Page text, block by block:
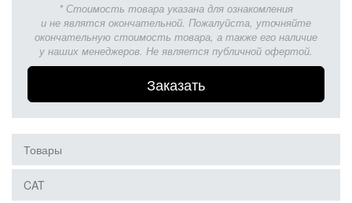
* Стоимость товара указана для ознакомления
и не являтся окончательной. Пожалуйста, уточняйте
окончательную стоимость товара, а также его наличие
у наших менеджеров. Не является публичной офертой.
Заказать
Товары
CAT